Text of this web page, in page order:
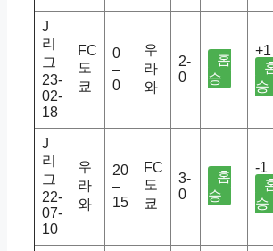
J
리
그
23-
02-
18
FC
도
쿄
0
–
0
우
라
와
2-
0
홈
승
+1
승
J
리
그
22-
07-
10
우
라
와
20
–
15
FC
도
쿄
3-
0
홈
승
-1
승